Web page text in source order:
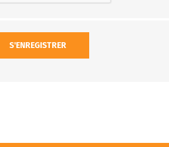
S'ENREGISTRER